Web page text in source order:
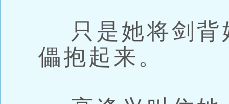
只是她将剑背
儡抱起来。